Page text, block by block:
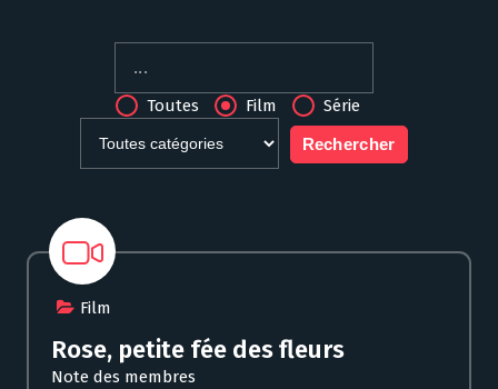
Toutes Film Série
Film
Rose, petite fée des fleurs
Note des membres